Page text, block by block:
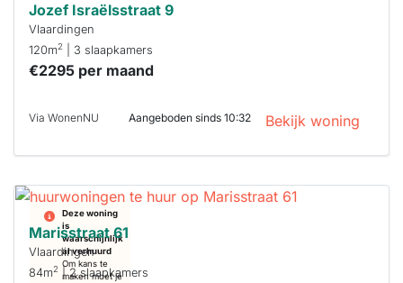
Jozef Israëlsstraat 9
Vlaardingen
120m2 | 3 slaapkamers
€2295 per maand
Via WonenNU Aangeboden sinds 10:32 Bekijk woning
Deze woning
is
waarschijnlijk
al verhuurd
Om kans te
maken moet je
Marisstraat 61
Vlaardingen
84m2 | 2 slaapkamers